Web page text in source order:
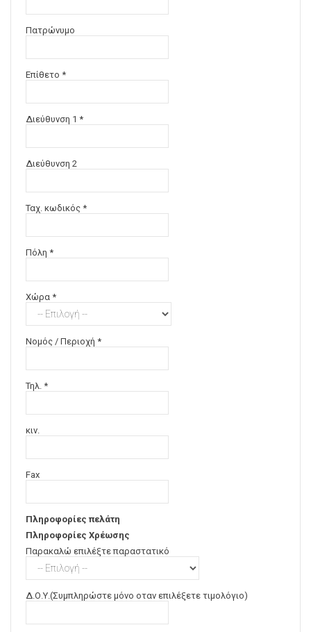
Πατρώνυμο
Επίθετο *
Διεύθυνση 1 *
Διεύθυνση 2
Ταχ. κωδικός *
Πόλη *
Χώρα *
Νομός / Περιοχή *
Τηλ. *
κιν.
Fax
Πληροφορίες πελάτη
Πληροφορίες Χρέωσης
Παρακαλώ επιλέξτε παραστατικό
Δ.Ο.Υ.(Συμπληρώστε μόνο οταν επιλέξετε τιμολόγιο)